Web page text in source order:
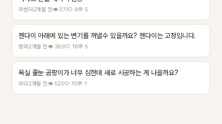
라벤더2개월 전👁 371♡ 8💬 5
젠다이 아래에 있는 변기를 꺼낼수 있을까요? 젠다이는 고정입니다.
썸머2개월 전👁 389♡ 18💬 5
욕실 줄눈 곰팡이가 너무 심한데 새로 시공하는 게 나을까요?
라다2개월 전👁 520♡ 10💬 1